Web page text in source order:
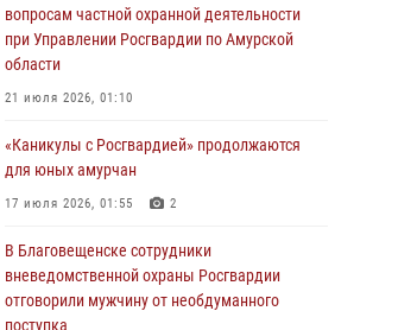
Амурской области в период с 20 по 26 июля
2026 года
27 июля 2026, 06:28
сотрудников вневедомственной охраны
23 июля 2026, 07:49
поступления на службу в подразделения
территориального Управления Росгвардии
23 июля 2026, 00:00
вопросам частной охранной деятельности
при Управлении Росгвардии по Амурской
области
21 июля 2026, 01:10
«Каникулы с Росгвардией» продолжаются
для юных амурчан
17 июля 2026, 01:55 2
В Благовещенске сотрудники
вневедомственной охраны Росгвардии
отговорили мужчину от необдуманного
поступка